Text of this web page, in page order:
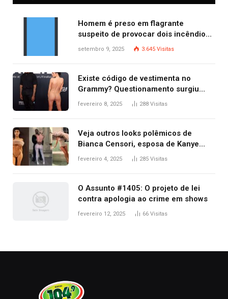
Homem é preso em flagrante
suspeito de provocar dois incêndios
criminosos no mesmo dia
setembro 9, 2025 3.645 Visitas
Existe código de vestimenta no
Grammy? Questionamento surgiu
após Bianca Censori, mulher de
fevereiro 8, 2025 288 Visitas
Veja outros looks polêmicos de
Bianca Censori, esposa de Kanye
West que apareceu nua no Grammy
fevereiro 4, 2025 285 Visitas
O Assunto #1405: O projeto de lei
contra apologia ao crime em shows
fevereiro 12, 2025 66 Visitas